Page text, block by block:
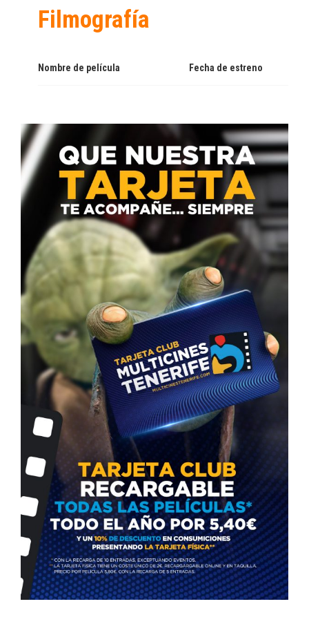
Filmografía
Nombre de película Fecha de estreno